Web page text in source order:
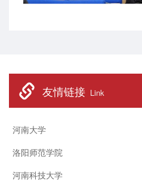
友情链接 Link
河南大学
洛阳师范学院
河南科技大学